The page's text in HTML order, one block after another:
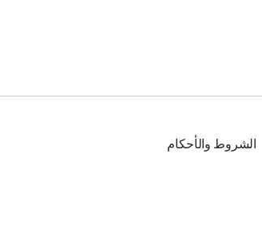
الشروط والأحكام